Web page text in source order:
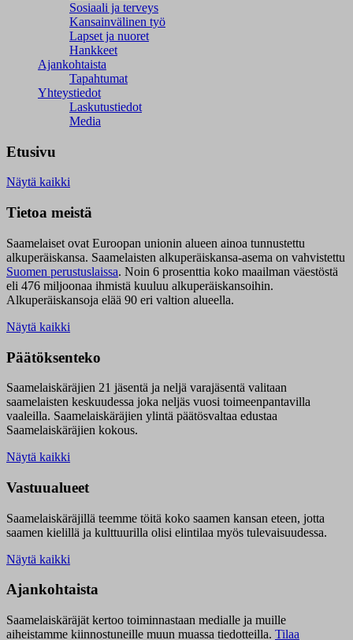
Sosiaali ja terveys
Kansainvälinen työ
Lapset ja nuoret
Hankkeet
Ajankohtaista
Tapahtumat
Yhteystiedot
Laskutustiedot
Media
Etusivu
Näytä kaikki
Tietoa meistä
Saamelaiset ovat Euroopan unionin alueen ainoa tunnustettu
alkuperäiskansa. Saamelaisten alkuperäiskansa-asema on vahvistettu
Suomen perustuslaissa. Noin 6 prosenttia koko maailman väestöstä
eli 476 miljoonaa ihmistä kuuluu alkuperäiskansoihin.
Alkuperäiskansoja elää 90 eri valtion alueella.
Näytä kaikki
Päätöksenteko
Saamelaiskäräjien 21 jäsentä ja neljä varajäsentä valitaan
saamelaisten keskuudessa joka neljäs vuosi toimeenpantavilla
vaaleilla. Saamelaiskäräjien ylintä päätösvaltaa edustaa
Saamelaiskäräjien kokous.
Näytä kaikki
Vastuualueet
Saamelaiskäräjillä teemme töitä koko saamen kansan eteen, jotta
saamen kielillä ja kulttuurilla olisi elintilaa myös tulevaisuudessa.
Näytä kaikki
Ajankohtaista
Saamelaiskäräjät kertoo toiminnastaan medialle ja muille
aiheistamme kiinnostuneille muun muassa tiedotteilla. Tilaa